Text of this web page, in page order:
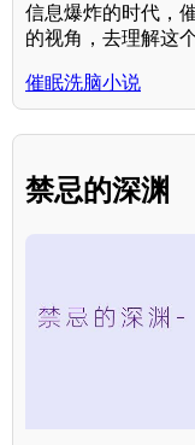
信息爆炸的时代，
的视角，去理解这
催眠洗脑小说
禁忌的深渊